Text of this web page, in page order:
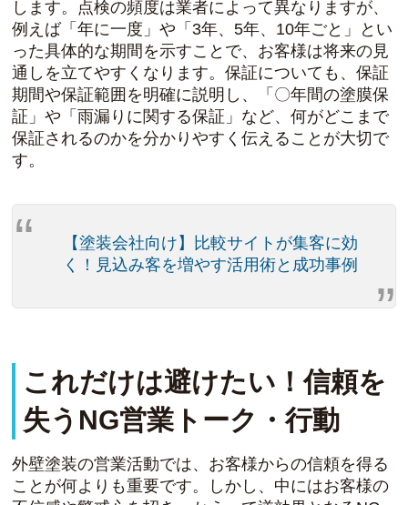
します。点検の頻度は業者によって異なりますが、
例えば「年に一度」や「3年、5年、10年ごと」とい
った具体的な期間を示すことで、お客様は将来の見
通しを立てやすくなります。保証についても、保証
期間や保証範囲を明確に説明し、「〇年間の塗膜保
証」や「雨漏りに関する保証」など、何がどこまで
保証されるのかを分かりやすく伝えることが大切で
す。
【塗装会社向け】比較サイトが集客に効
く！見込み客を増やす活用術と成功事例
これだけは避けたい！信頼を
失うNG営業トーク・行動
外壁塗装の営業活動では、お客様からの信頼を得る
ことが何よりも重要です。しかし、中にはお客様の